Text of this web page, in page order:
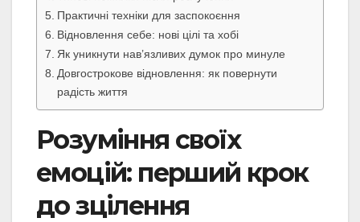
Практичні техніки для заспокоєння
Відновлення себе: нові цілі та хобі
Як уникнути нав’язливих думок про минуле
Довгострокове відновлення: як повернути
радість життя
Розуміння своїх
емоцій: перший крок
до зцілення